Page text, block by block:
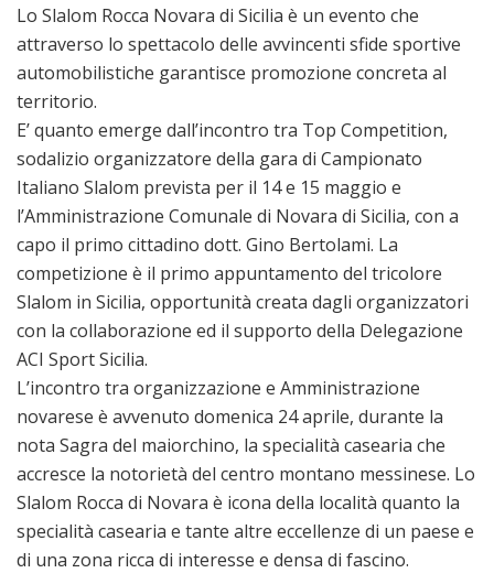
Lo Slalom Rocca Novara di Sicilia è un evento che
attraverso lo spettacolo delle avvincenti sfide sportive
automobilistiche garantisce promozione concreta al
territorio.
E’ quanto emerge dall’incontro tra Top Competition,
sodalizio organizzatore della gara di Campionato
Italiano Slalom prevista per il 14 e 15 maggio e
l’Amministrazione Comunale di Novara di Sicilia, con a
capo il primo cittadino dott. Gino Bertolami. La
competizione è il primo appuntamento del tricolore
Slalom in Sicilia, opportunità creata dagli organizzatori
con la collaborazione ed il supporto della Delegazione
ACI Sport Sicilia.
L’incontro tra organizzazione e Amministrazione
novarese è avvenuto domenica 24 aprile, durante la
nota Sagra del maiorchino, la specialità casearia che
accresce la notorietà del centro montano messinese. Lo
Slalom Rocca di Novara è icona della località quanto la
specialità casearia e tante altre eccellenze di un paese e
di una zona ricca di interesse e densa di fascino.